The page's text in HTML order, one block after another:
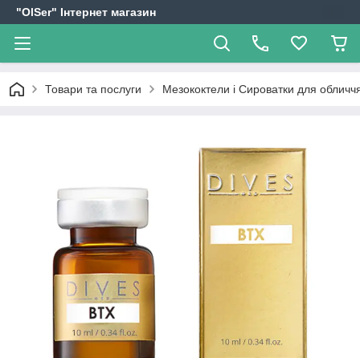
"OlSer" Інтернет магазин
Товари та послуги Мезококтели і Сироватки для обличчя